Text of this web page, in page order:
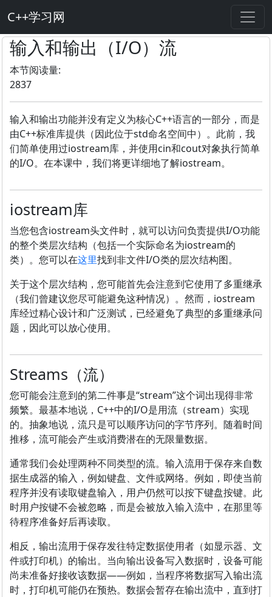
C++学习网
输入和输出（I/O）流
本节阅读量:
2837
输入和输出功能并没有定义为核心C++语言的一部分，而是
由C++标准库提供（因此位于std命名空间中）。此前，我
们简单使用过iostream库，并使用cin和cout对象执行简单
的I/O。在本课中，我们将更详细地了解iostream。
iostream库
当您包含iostream头文件时，就可以访问负责提供I/O功能
的整个类层次结构（包括一个实际命名为iostream的
类）。您可以在这里找到非文件I/O类的层次结构图。
关于这个层次结构，您可能首先会注意到它使用了多重继承
（我们曾建议您尽可能避免这种情况）。然而，iostream
库经过精心设计和广泛测试，已经避免了典型的多重继承问
题，因此可以放心使用。
Streams（流）
您可能会注意到的第二件事是“stream”这个词出现得非常
频繁。最基本地说，C++中的I/O是用流（stream）实现
的。抽象地说，流只是可以顺序访问的字节序列。随着时间
推移，流可能会产生或消费潜在的无限量数据。
通常我们会处理两种不同类型的流。输入流用于保存来自数
据生成器的输入，例如键盘、文件或网络。例如，即使当前
程序并没有读取键盘输入，用户仍然可以按下键盘按键。此
时用户按键不会被忽略，而是会被放入输入流中，在那里等
待程序准备好后再读取。
相反，输出流用于保存发往特定数据使用者（如显示器、文
件或打印机）的输出。当向输出设备写入数据时，设备可能
尚未准备好接收该数据——例如，当程序将数据写入输出流
时，打印机可能仍在预热。数据会暂存在输出流中，直到打